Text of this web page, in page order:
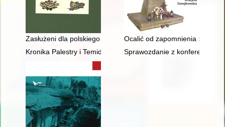
Zasłużeni dla polskiego łowiectwaOcalić od zapomnienia :
Kronika Palestry i Temidy w Poznaniu : mecze przyjaźni
Sprawozdanie z konferencji